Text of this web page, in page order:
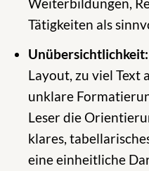
Tätigkeiten als
Unübersichtlichkeit:
Layout, zu viel Text
unklare
Leser die
klares,
eine einheitliche